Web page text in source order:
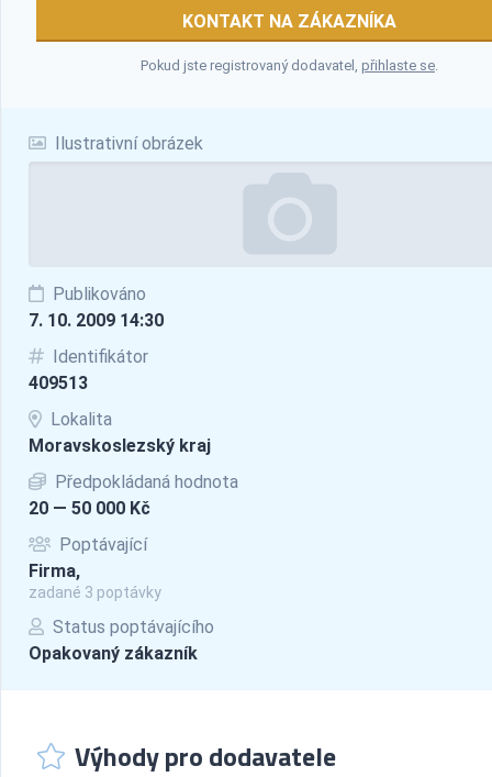
Ilustrativní obrázek
Publikováno
7. 10. 2009 14:30
Identifikátor
409513
Lokalita
Moravskoslezský kraj
Předpokládaná hodnota
20 — 50 000 Kč
Poptávající
Firma,
zadané 3 poptávky
Status poptávajícího
Opakovaný zákazník
KONTAKT NA ZÁKAZNÍKA
Pokud jste registrovaný dodavatel, přihlaste se.
Výhody pro dodavatele